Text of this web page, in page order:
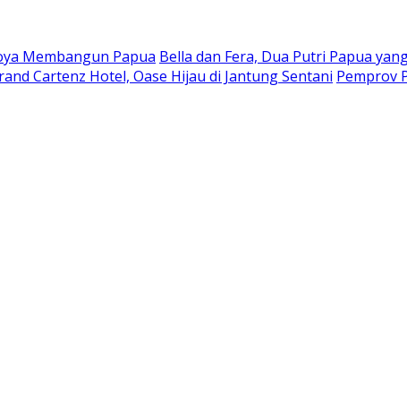
Membangun Papua Bella dan Fera, Dua Putri Papua
Cartenz Hotel, Oase Hijau di Jantung Sentani Pemprov